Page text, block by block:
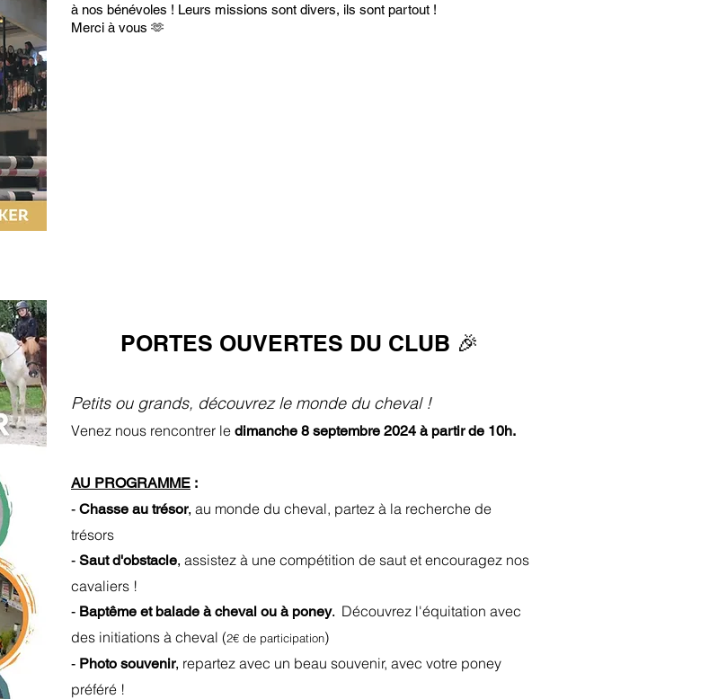
à nos bénévoles ! Leurs missions sont divers, ils sont partout !
Merci à vous 🫶
PORTES OUVERTES DU CLUB 🎉
Petits ou grands, découvrez le monde du cheval !
​Venez nous rencontrer le dimanche 8 septembre 2024 à partir de 10h.
AU PROGRAMME :
- Chasse au trésor, au monde du cheval, partez à la recherche de
trésors
- Saut d'obstacle, assistez à une compétition de saut et encouragez nos
cavaliers !
- Baptême et balade à cheval ou à poney. Découvrez l'équitation avec
des initiations à cheval (2€ de participation)
- Photo souvenir, repartez avec un beau souvenir, avec votre poney
préféré !